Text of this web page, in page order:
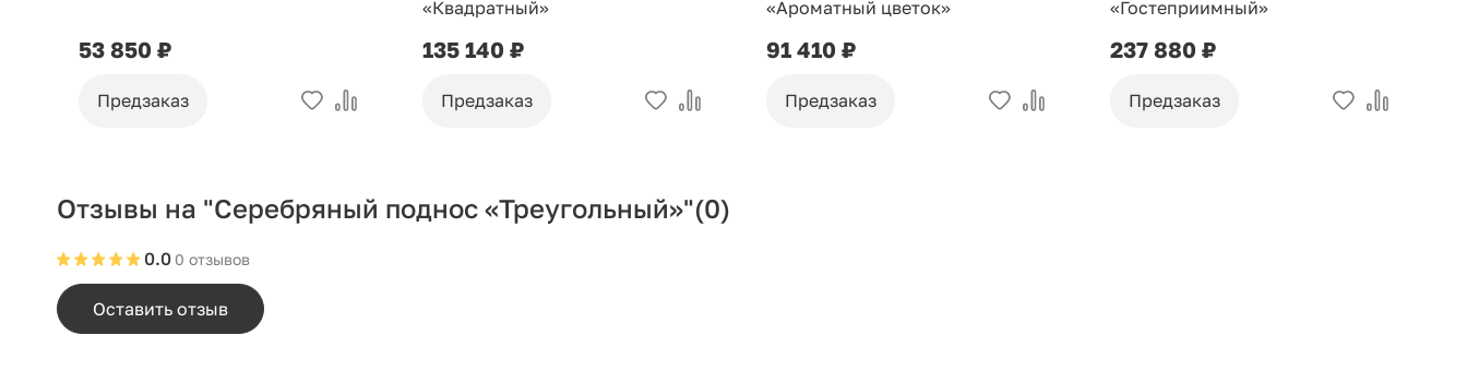
53 850 ₽
Предзаказ
«Квадратный»
135 140 ₽
Предзаказ
«Ароматный цветок»
91 410 ₽
Предзаказ
«Гостеприимный»
237 880 ₽
Предзаказ
Отзывы на "Серебряный поднос «Треугольный»"(0)
0 отзывов
0.0
Оставить отзыв